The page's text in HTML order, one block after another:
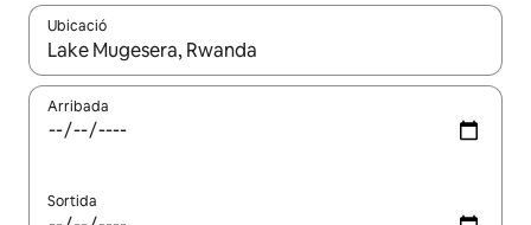
Ubicació
Quan els resultats estiguin disponibles, podràs navegar-hi a
Arribada
Sortida